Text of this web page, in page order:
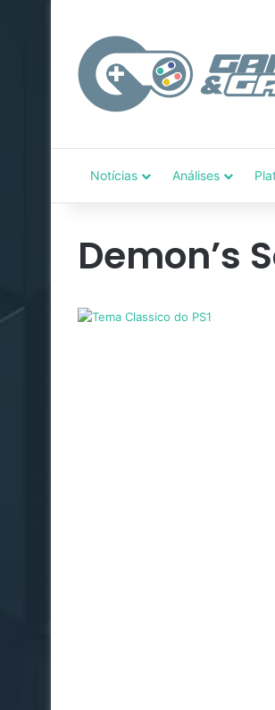
Notícias Análises
Demon’s